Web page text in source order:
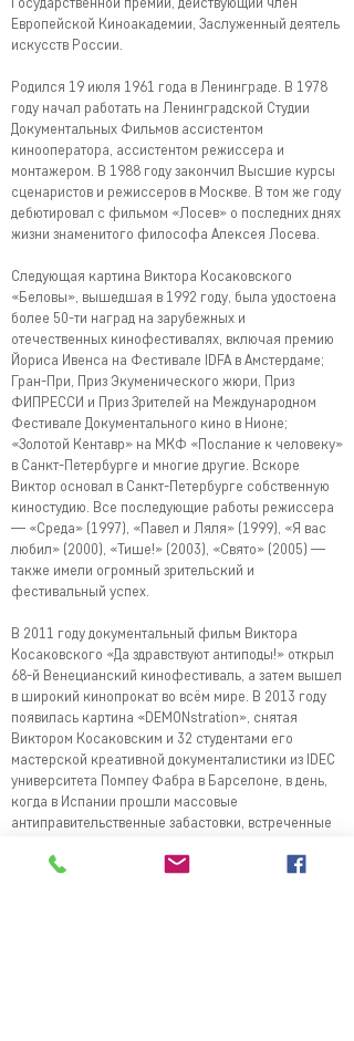
Европейской Киноакадемии, Заслуженный деятель
искусств России.
Родился 19 июля 1961 года в Ленинграде. В 1978
году начал работать на Ленинградской Студии
Документальных Фильмов ассистентом
кинооператора, ассистентом режиссера и
монтажером. В 1988 году закончил Высшие курсы
сценаристов и режиссеров в Москве. В том же году
дебютировал с фильмом «Лосев» о последних днях
жизни знаменитого философа Алексея Лосева.
Следующая картина Виктора Косаковского
«Беловы», вышедшая в 1992 году, была удостоена
более 50-ти наград на зарубежных и
отечественных кинофестивалях, включая премию
Йориса Ивенса на Фестивале IDFA в Амстердаме;
Гран-При, Приз Экуменического жюри, Приз
ФИПРЕССИ и Приз Зрителей на Международном
Фестивале Документального кино в Нионе;
«Золотой Кентавр» на МКФ «Послание к человеку»
в Санкт-Петербурге и многие другие. Вскоре
Виктор основал в Санкт-Петербурге собственную
киностудию. Все последующие работы режиссера
— «Среда» (1997), «Павел и Ляля» (1999), «Я вас
любил» (2000), «Тише!» (2003), «Свято» (2005) —
также имели огромный зрительский и
фестивальный успех.
В 2011 году документальный фильм Виктора
Косаковского «Да здравствуют антиподы!» открыл
68-й Венецианский кинофестиваль, а затем вышел
в широкий кинопрокат во всём мире. В 2013 году
появилась картина «DEMONstration», снятая
Виктором Косаковским и 32 студентами его
мастерской креативной документалистики из IDEC
университета Помпеу Фабра в Барселоне, в день,
когда в Испании прошли массовые
антиправительственные забастовки, встреченные
снимать острые события дня, а в результате